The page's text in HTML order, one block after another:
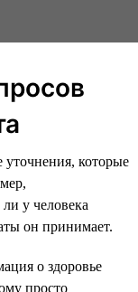
уточнения, которые
у человека
он принимает.
о здоровье
просто